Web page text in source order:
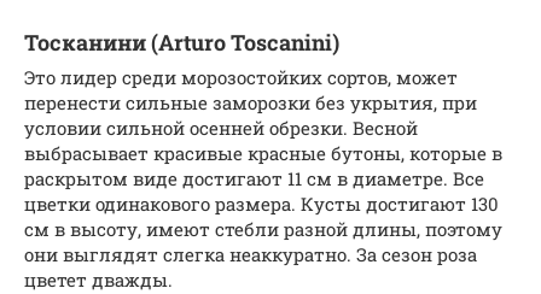
Тосканини (Arturo Toscanini)
Это лидер среди морозостойких сортов, может
перенести сильные заморозки без укрытия, при
условии сильной осенней обрезки. Весной
выбрасывает красивые красные бутоны, которые в
раскрытом виде достигают 11 см в диаметре. Все
цветки одинакового размера. Кусты достигают 130
см в высоту, имеют стебли разной длины, поэтому
они выглядят слегка неаккуратно. За сезон роза
цветет дважды.